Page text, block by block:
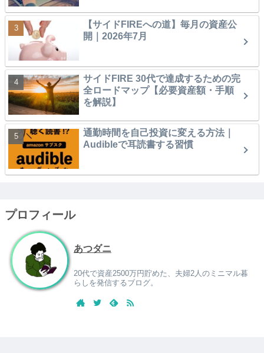
【サイドFIREへの道】毎月の資産公
開｜2026年7月
サイドFIRE 30代で達成するための完
全ロードマップ【必要資産額・手順
を解説】
通勤時間を自己投資に変える方法｜
Audibleで耳読書する習慣
プロフィール
あつダニ
20代で資産2500万円貯めた、夫婦2人のミニマル暮
らしを発信するブログ。